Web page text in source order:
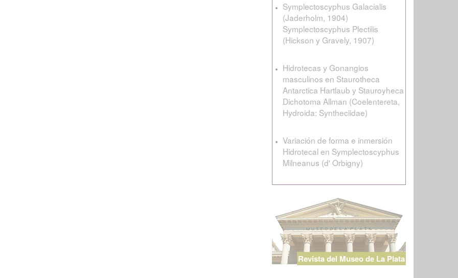
Symplectoscyphus Galacialis
(Jaderholm, 1904)
Symplectoscyphus Plectilis
(Hickson y Gravely, 1907)
Hidrotecas y Gonangios
masculinos en Staurotheca
Antarctica Hartlaub y Stauroyheca
Dichotoma Allman (Coelentereta,
Hydroida: Syntheciidae)
Variación de forma e inmersión
Hidrotecal en Symplectoscyphus
Milneanus (d' Orbigny)
Revista del Museo de La Plata